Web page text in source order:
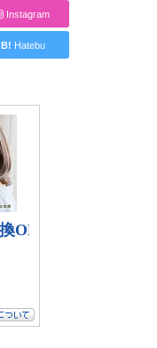
Instagram
B! Hatebu